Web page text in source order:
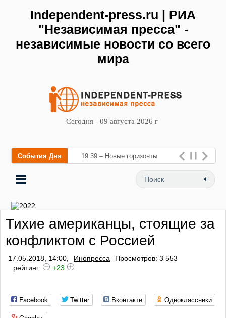
Independent-press.ru | РИА
"Независимая пресса" -
независимые новости со всего
мира
Сегодня - 09 августа 2026 г
События Дня 19:39 – Новые горизонты
флебологии: в Москве
открылся «Городской центр
заболеваний вен и
профилактики тромбоза
Тихие американцы, стоящие за
конфликтом с Россией
17.05.2018, 14:00, Инопресса
Просмотров: 3 553
рейтинг:
+23
Facebook Twitter Вконтакте
Одноклассники